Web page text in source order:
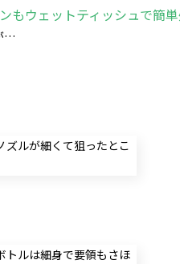
もウェットティッシュで簡
…